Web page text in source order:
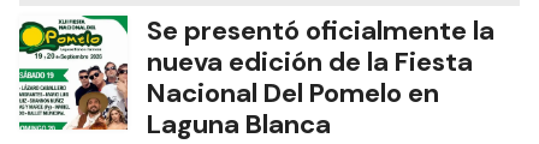
Se presentó oficialmente la
nueva edición de la Fiesta
Nacional Del Pomelo en
Laguna Blanca